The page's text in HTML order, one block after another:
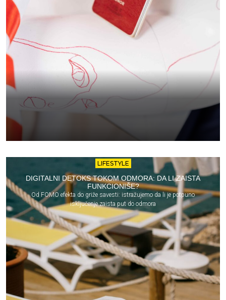
LIFESTYLE
DIGITALNI DETOKS TOKOM ODMORA: DA LI ZAISTA
FUNKCIONIŠE?
Od FOMO efekta do griže savesti: istražujemo da li je potpuno
isključenje zaista put do odmora